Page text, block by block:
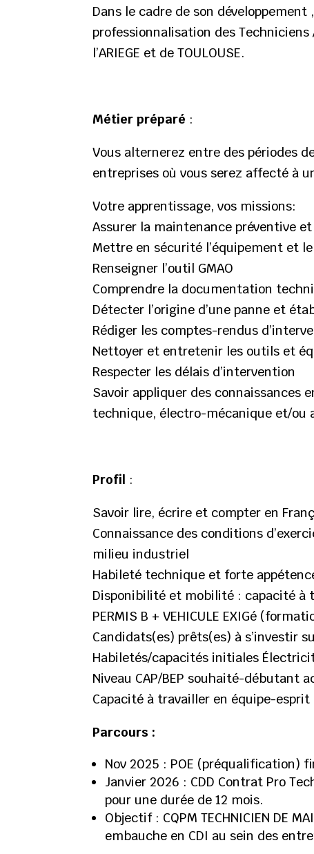
Dans le cadre de son
professionnalisation des
l’ARIEGE et de TOULOUSE.
Métier préparé :
Vous alternerez entre des périodes
entreprises où vous serez affecté à
Votre apprentissage, vos missions:
Assurer la maintenance préventive
Mettre en sécurité l’équipement et
Renseigner l’outil GMAO
Comprendre la documentation
Détecter l’origine d’une panne et
Rédiger les comptes-rendus
Nettoyer et entretenir les outils et
Respecter les délais d’intervention
Savoir appliquer des
technique, électro-mécanique et/ou
Profil :
Savoir lire, écrire et compter en
Connaissance des conditions
milieu industriel
Habileté technique et forte
Disponibilité et mobilité : capacité à
PERMIS B + VEHICULE EXIGé
Candidats(es) prêts(es) à s’investir
Habiletés/capacités initiales
Niveau CAP/BEP souhaité-débutant
Capacité à travailler en équipe-
Parcours :
Nov 2025 : POE (préqualification)
Janvier 2026 : CDD Contrat Pro
pour une durée de 12 mois.
Objectif : CQPM TECHNICIEN DE
embauche en CDI au sein des